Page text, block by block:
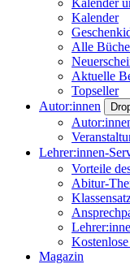
Kalender
Kalender
Alle
Aktuelle
Topseller
Autor:innen
Lehrer:innen-
Vorteile
Abitur-
Magazin